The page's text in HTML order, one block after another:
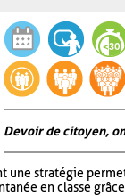
Devoir de citoyen,
une stratégie
en classe